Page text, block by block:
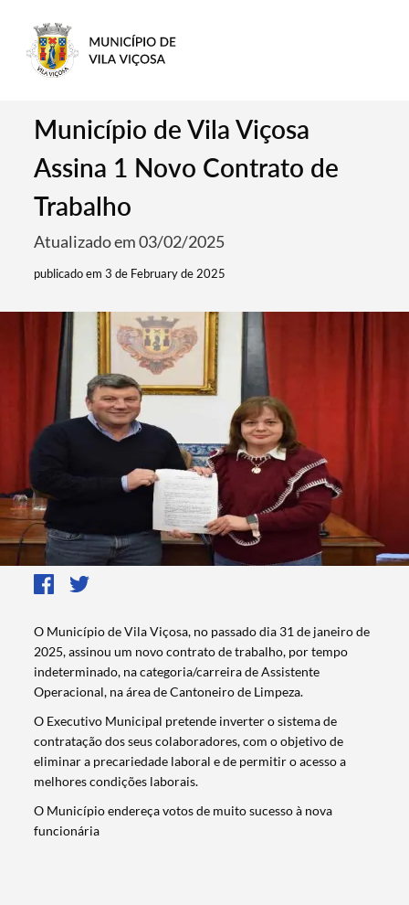
Município de Vila Viçosa
Assina 1 Novo Contrato de
Trabalho
Atualizado em 03/02/2025
publicado em 3 de February de 2025
O Município de Vila Viçosa, no passado dia 31 de janeiro de
2025, assinou um novo contrato de trabalho, por tempo
indeterminado, na categoria/carreira de Assistente
Operacional, na área de Cantoneiro de Limpeza.
O Executivo Municipal pretende inverter o sistema de
contratação dos seus colaboradores, com o objetivo de
eliminar a precariedade laboral e de permitir o acesso a
melhores condições laborais.
O Município endereça votos de muito sucesso à nova
funcionária